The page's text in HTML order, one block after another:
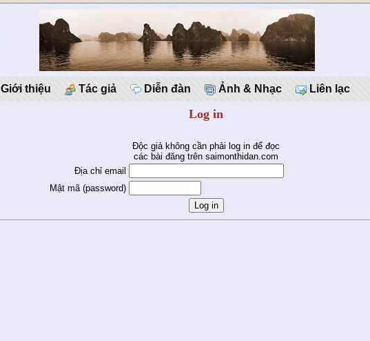
Giới thiệu Tác giả Diễn đàn Ảnh & Nhạc Liên lạc
Log in
Độc giả không cần phải log in để đọc
các bài đăng trên saimonthidan.com
Địa chỉ email
Mật mã (password)